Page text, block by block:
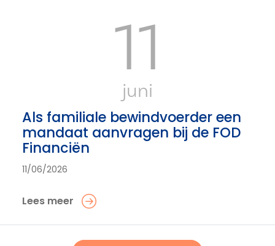
11
juni
Als familiale bewindvoerder een
mandaat aanvragen bij de FOD
Financiën
11/06/2026
Lees meer